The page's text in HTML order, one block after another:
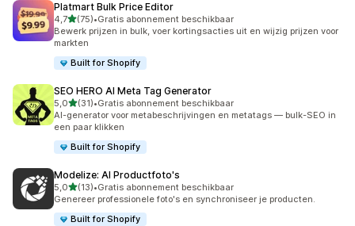
Platmart Bulk Price Editor
4,7van 5 sterren
(75)
75 recensies in totaal
•Gratis abonnement beschikbaar
Bewerk prijzen in bulk, voer kortingsacties uit en wijzig prijzen voor
markten
Built for Shopify
SEO HERO AI Meta Tag Generator
5,0van 5 sterren
(31)
31 recensies in totaal
•Gratis abonnement beschikbaar
AI-generator voor metabeschrijvingen en metatags — bulk-SEO in
een paar klikken
Built for Shopify
Modelize: AI Productfoto's
5,0van 5 sterren
(13)
13 recensies in totaal
•Gratis abonnement beschikbaar
Genereer professionele foto's en synchroniseer je producten.
Built for Shopify